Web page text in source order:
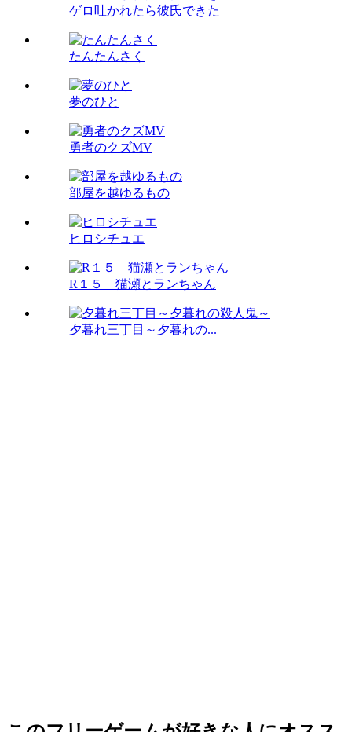
ゲロ吐かれたら彼氏できた
たんたんさく
夢のひと
勇者のクズMV
部屋を越ゆるもの
ヒロシチュエ
R１５ 猫瀬とランちゃん
夕暮れ三丁目～夕暮れの...